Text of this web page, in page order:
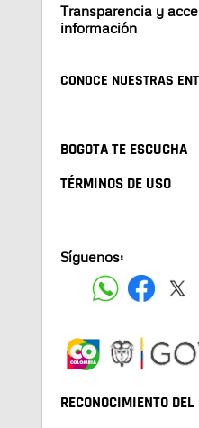
Transparencia y
información
CONOCE NUESTRAS
BOGOTA TE ESCUCHA
TÉRMINOS DE USO
Síguenos:
RECONOCIMIENTO DEL